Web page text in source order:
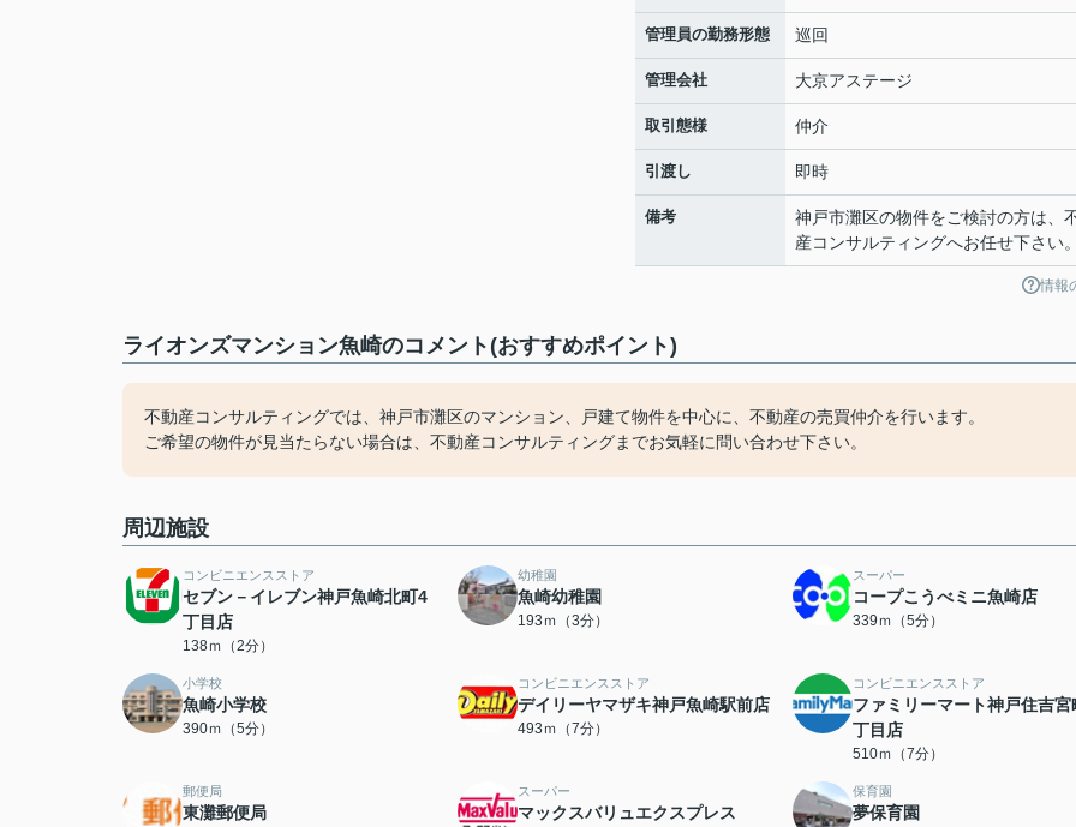
管理員の勤務形態 巡回
管理会社 大京アステージ
取引態様 仲介
引渡し 即時
備考
神戸市灘区の物件をご検討の方は、
産コンサルティングへお任せ下さい
情報
ライオンズマンション魚崎のコメント(おすすめポイント)
不動産コンサルティングでは、神戸市灘区のマンション、戸建て物件を中心に、不動産の売買仲介を行います。
ご希望の物件が見当たらない場合は、不動産コンサルティングまでお気軽に問い合わせ下さい。
周辺施設
コンビニエンスストア
セブン－イレブン神戸魚崎北町4
丁目店
138ｍ（2分）
幼稚園
魚崎幼稚園
193ｍ（3分）
スーパー
コープこうべミニ魚崎店
339ｍ（5分）
小学校
魚崎小学校
390ｍ（5分）
コンビニエンスストア
デイリーヤマザキ神戸魚崎駅前店
493ｍ（7分）
コンビニエンスストア
ファミリーマート神戸住吉宮
丁目店
510ｍ（7分）
郵便局
東灘郵便局
スーパー
マックスバリュエクスプレス
保育園
夢保育園